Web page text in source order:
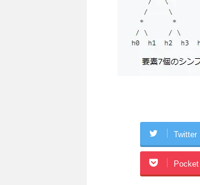
Twitter
Pocket